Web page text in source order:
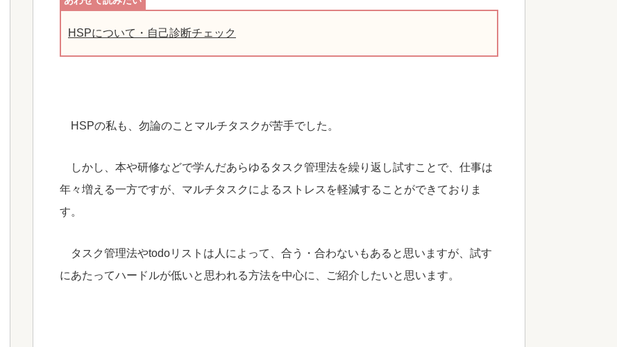
HSPについて・自己診断チェック
HSPの私も、勿論のことマルチタスクが苦手でした。
しかし、本や研修などで学んだあらゆるタスク管理法を繰り返し試すことで、仕事は
年々増える一方ですが、マルチタスクによるストレスを軽減することができておりま
す。
タスク管理法やtodoリストは人によって、合う・合わないもあると思いますが、試す
にあたってハードルが低いと思われる方法を中心に、ご紹介したいと思います。